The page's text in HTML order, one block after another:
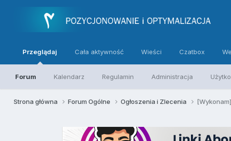
Przeglądaj
Forum Kalendarz Regulamin Administracja
Cała aktywność Wieści Czatbox
Strona główna Forum Ogólne Ogłoszenia i Zlecenia